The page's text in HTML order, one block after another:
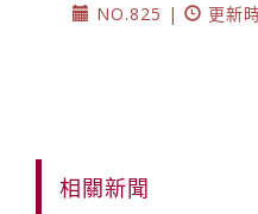
NO.825 |
更新
相關新聞